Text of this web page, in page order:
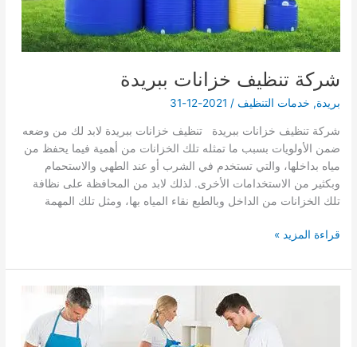
شركة تنظيف خزانات ببريدة
بريدة, خدمات التنظيف /
2021-12-31
شركة تنظيف خزانات ببريدة تنظيف خزانات ببريدة لابد لك من وضعه
ضمن الأولويات بسبب ما تمثله تلك الخزانات من أهمية فيما يحفظ من
مياه بداخلها، والتي تستخدم في الشرب أو عند الطهي والاستحمام
وبكثير من الاستخدامات الأخرى. لذلك لابد من المحافظة على نظافة
تلك الخزانات من الداخل وبالطبع نقاء المياه بها، ومثل تلك المهمة
شركة
خزانات
ببريدة
قراءة المزيد »